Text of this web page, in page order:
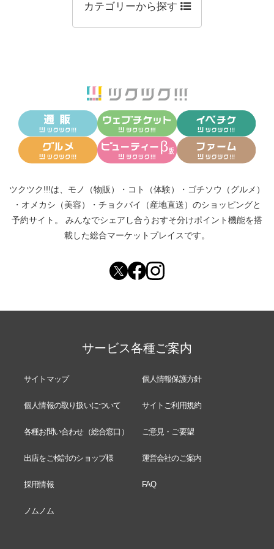
カテゴリーから探す
ツクツク!!!は、 モノ（物販） ・ コト（体験） ・ ゴチソウ（グルメ）
・ オメカシ（美容） ・ チョクバイ（産地直送） のショッピングと
予約サイト。
みんなでシェアし合う おすそ分けポイント機能を搭
載した総合マーケットプレイスです。
サービス各種ご案内
サイトマップ 個人情報保護方針
個人情報の取り扱いについて サイトご利用規約
各種お問い合わせ（総合窓口） ご意見・ご要望
出店をご検討のショップ様 運営会社のご案内
採用情報 FAQ
ノムノム